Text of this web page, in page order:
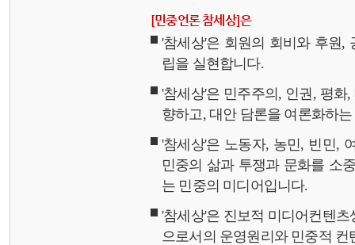
[민중언론 참세상]은
'참세상'은 회원의 회비와 후원,
립을 실현합니다.
'참세상'은 민주주의, 인권, 평
향하고, 대안 담론을 여론화하
'참세상'은 노동자, 농민, 빈민,
민중의 삶과 투쟁과 문화를 소
는 민중의 미디어입니다.
'참세상'은 진보적 미디어컨텐
으로서의 운영원리와 민중적